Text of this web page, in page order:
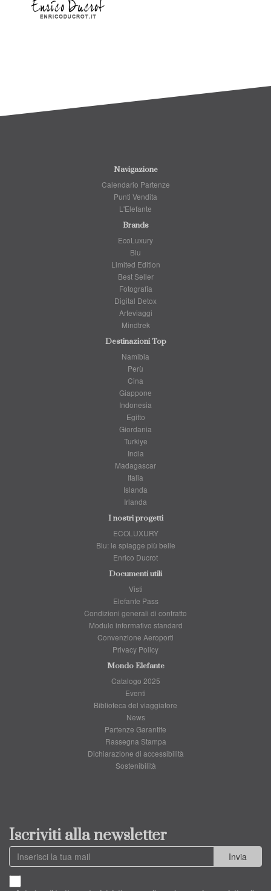
Navigazione
Calendario Partenze
Punti Vendita
L'Elefante
Brands
EcoLuxury
Blu
Limited Edition
Best Seller
Fotografia
Digital Detox
Arteviaggi
Mindtrek
Destinazioni Top
Namibia
Perù
Cina
Giappone
Indonesia
Egitto
Giordania
Turkiye
India
Madagascar
Italia
Islanda
Irlanda
I nostri progetti
ECOLUXURY
Blu: le spiagge più belle
Enrico Ducrot
Documenti utili
Visti
Elefante Pass
Condizioni generali di contratto
Modulo informativo standard
Convenzione Aeroporti
Privacy Policy
Mondo Elefante
Catalogo 2025
Eventi
Biblioteca del viaggiatore
News
Partenze Garantite
Rassegna Stampa
Dichiarazione di accessibilità
Sostenibilità
Iscriviti alla newsletter
Invia